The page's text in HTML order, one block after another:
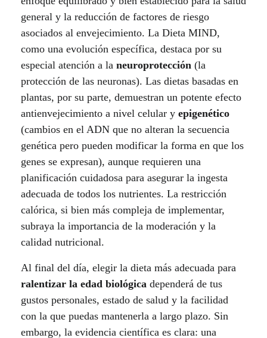
general y la reducción de factores de riesgo
asociados al envejecimiento. La Dieta MIND,
como una evolución específica, destaca por su
especial atención a la neuroprotección (la
protección de las neuronas). Las dietas basadas en
plantas, por su parte, demuestran un potente efecto
antienvejecimiento a nivel celular y epigenético
(cambios en el ADN que no alteran la secuencia
genética pero pueden modificar la forma en que los
genes se expresan), aunque requieren una
planificación cuidadosa para asegurar la ingesta
adecuada de todos los nutrientes. La restricción
calórica, si bien más compleja de implementar,
subraya la importancia de la moderación y la
calidad nutricional.
Al final del día, elegir la dieta más adecuada para
ralentizar la edad biológica dependerá de tus
gustos personales, estado de salud y la facilidad
con la que puedas mantenerla a largo plazo. Sin
embargo, la evidencia científica es clara: una